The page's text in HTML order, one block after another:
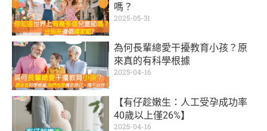
嗎？
2025-05-31
為何長輩總愛干擾教育小孩？原
來真的有科學根據
2025-04-16
【有仔趁嫩生：人工受孕成功率
40歲以上僅26%】
2025-04-16